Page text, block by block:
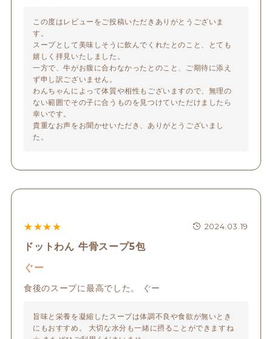
この度はレビューをご投稿いただきありがとうございま
す。
スープとして美味しそうに飲んでくれたとのこと、とても
嬉しく拝見いたしました。
一方で、牛がお腹に合わなかったとのこと、ご期待に添え
ず申し訳ございません。
わんちゃんによって体質や相性もございますので、無理の
ない範囲でその子に合うものを見つけていただけましたら
幸いです。
貴重なお声をお聞かせいただき、ありがとうございまし
た。
2024.03.19
ドットわん 牛骨スープ5包
★★★★
ぐー
食後のスープに最高でした。 ぐー
旨味と栄養を凝縮したスープは体調不良や食欲が無いとき
にもおすすめ。 大切な水分も一緒に摂ることができますね